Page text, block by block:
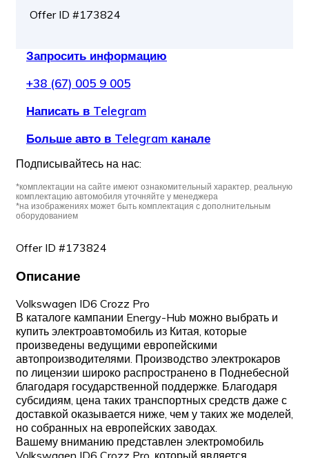
Offer ID #173824
Запросить информацию
+38 (67) 005 9 005
Написать в Telegram
Больше авто в Telegram канале
Подписывайтесь на нас:
*комплектации на сайте имеют ознакомительный характер, реальную
комплектацию автомобиля уточняйте у менеджера
*на изображениях может быть комплектация с дополнительным
оборудованием
Offer ID #173824
Описание
Volkswagen ID6 Crozz Pro
В каталоге кампании Energy-Hub можно выбрать и
купить электроавтомобиль из Китая, которые
произведены ведущими европейскими
автопроизводителями. Производство электрокаров
по лицензии широко распространено в Поднебесной
благодаря государственной поддержке. Благодаря
субсидиям, цена таких транспортных средств даже с
доставкой оказывается ниже, чем у таких же моделей,
но собранных на европейских заводах.
Вашему вниманию представлен электромобиль